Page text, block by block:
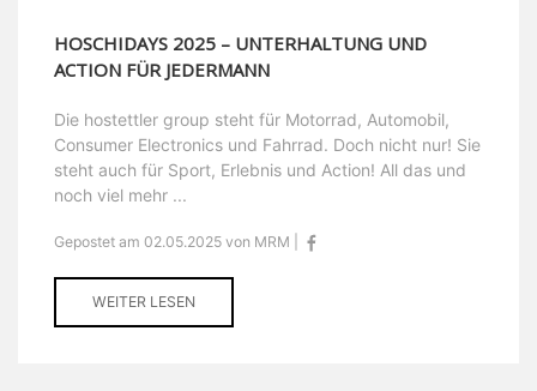
HOSCHIDAYS 2025 – UNTERHALTUNG UND
ACTION FÜR JEDERMANN
Die hostettler group steht für Motorrad, Automobil,
Consumer Electronics und Fahrrad. Doch nicht nur! Sie
steht auch für Sport, Erlebnis und Action! All das und
noch viel mehr ...
Gepostet am 02.05.2025 von MRM |
WEITER LESEN